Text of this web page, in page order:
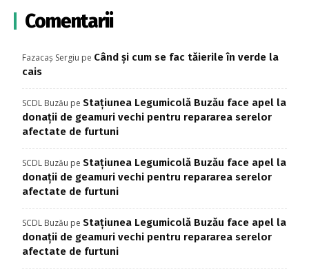
Comentarii
Fazacaș Sergiu pe Când și cum se fac tăierile în verde la
cais
SCDL Buzău pe Stațiunea Legumicolă Buzău face apel la
donații de geamuri vechi pentru repararea serelor
afectate de furtuni
SCDL Buzău pe Stațiunea Legumicolă Buzău face apel la
donații de geamuri vechi pentru repararea serelor
afectate de furtuni
SCDL Buzău pe Stațiunea Legumicolă Buzău face apel la
donații de geamuri vechi pentru repararea serelor
afectate de furtuni